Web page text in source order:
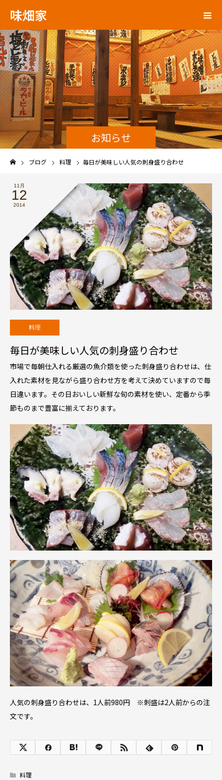
味畑家
お知らせ
ブログ 料理 毎日が美味しい人気の刺身盛り合わせ
11月
12
2014
料理
毎日が美味しい人気の刺身盛り合わせ
市場で毎朝仕入れる厳選の魚介類を使った刺身盛り合わせは、仕
入れた素材を見ながら盛り合わせ方を考えて決めていますので毎
日違います。その日おいしい新鮮な旬の素材を使い、定番から季
節ものまで豊富に揃えております。
人気の刺身盛り合わせは、1人前980円 ※刺盛は2人前からの注
文です。
料理